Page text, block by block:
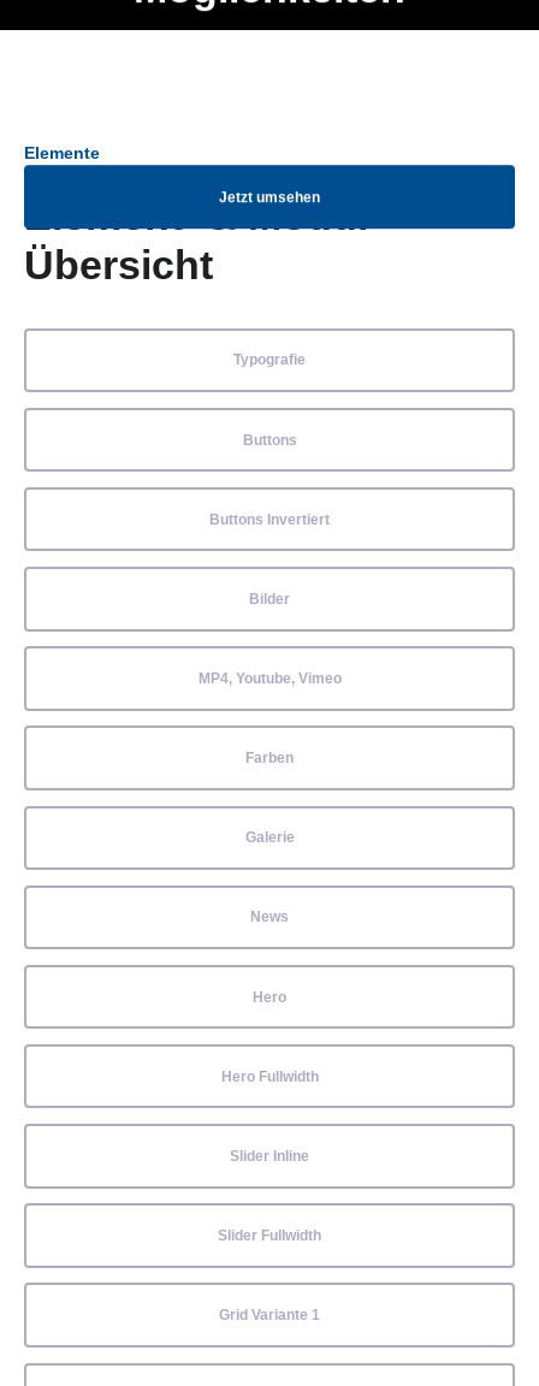
Jetzt umsehen
Elemente
Element- & Modul-
Übersicht
Typografie
Buttons
Buttons Invertiert
Bilder
MP4, Youtube, Vimeo
Farben
Galerie
News
Hero
Hero Fullwidth
Slider Inline
Slider Fullwidth
Grid Variante 1